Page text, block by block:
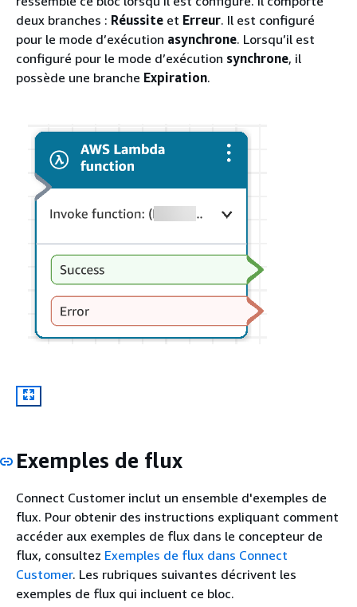
deux branches : Réussite et Erreur. Il est configuré
pour le mode d’exécution asynchrone. Lorsqu’il est
configuré pour le mode d’exécution synchrone, il
possède une branche Expiration.
Exemples de flux
Connect Customer inclut un ensemble d'exemples de
flux. Pour obtenir des instructions expliquant comment
accéder aux exemples de flux dans le concepteur de
flux, consultez Exemples de flux dans Connect
Customer. Les rubriques suivantes décrivent les
exemples de flux qui incluent ce bloc.